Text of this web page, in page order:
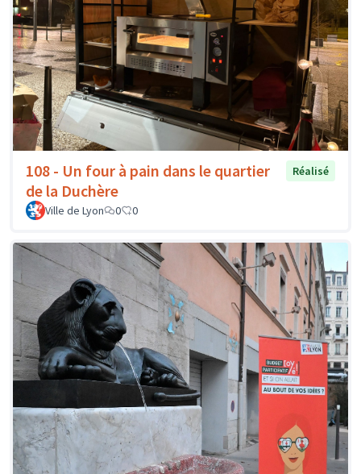
108 - Un four à pain dans le quartier
de la Duchère
Réalisé
Ville de Lyon 0 0